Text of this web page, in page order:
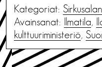
Kategoriat:
Avainsanat: Ilmatila,
kulttuuriministeriö,